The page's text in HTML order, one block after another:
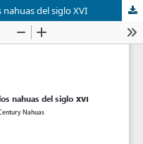
del siglo XVI